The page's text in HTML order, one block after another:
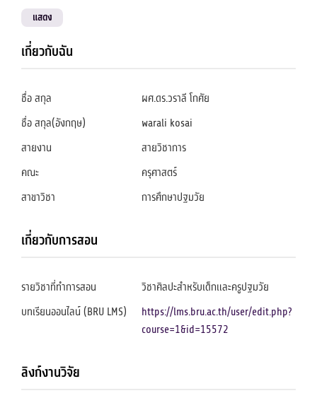
แสดง
เกี่ยวกับฉัน
ชื่อ สกุล
ผศ.ดร.วราลี โกศัย
ชื่อ สกุล(อังกฤษ)
warali kosai
สายงาน
สายวิชาการ
คณะ
ครุศาสตร์
สาขาวิชา
การศึกษาปฐมวัย
เกี่ยวกับการสอน
รายวิชาที่ทำการสอน
วิชาศิลปะสำหรับเด็กและครูปฐมวัย
บทเรียนออนไลน์ (BRU LMS)
https://lms.bru.ac.th/user/edit.php?
course=1&id=15572
ลิงก์งานวิจัย